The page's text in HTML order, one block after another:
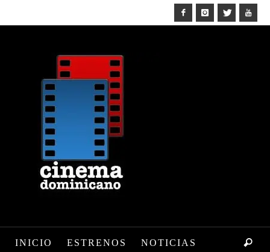
INICIO ESTRENOS NOTICIAS